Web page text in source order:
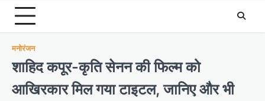
मनोरंजन
शाहिद कपूर-कृति सेनन की फिल्म को
आखिरकार मिल गया टाइटल, जानिए और भी